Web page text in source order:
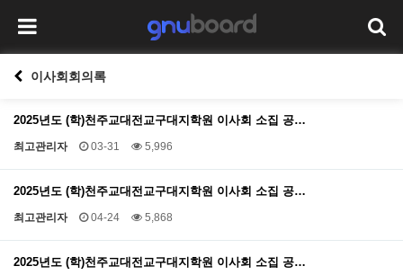
이사회회의록
2025년도 (학)천주교대전교구대지학원 이사회 소집 공…
최고관리자 03-31 5,996
2025년도 (학)천주교대전교구대지학원 이사회 소집 공…
최고관리자 04-24 5,868
2025년도 (학)천주교대전교구대지학원 이사회 소집 공…